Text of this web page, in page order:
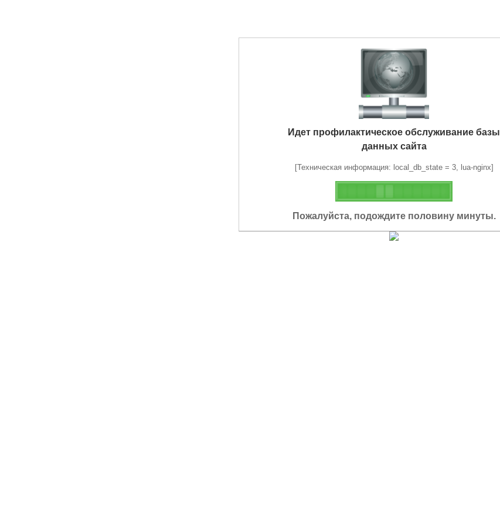
Идет профилактическое обслуживание базы
данных сайта
[Техническая информация: local_db_state = 3, lua-nginx]
Пожалуйста, подождите половину минуты.